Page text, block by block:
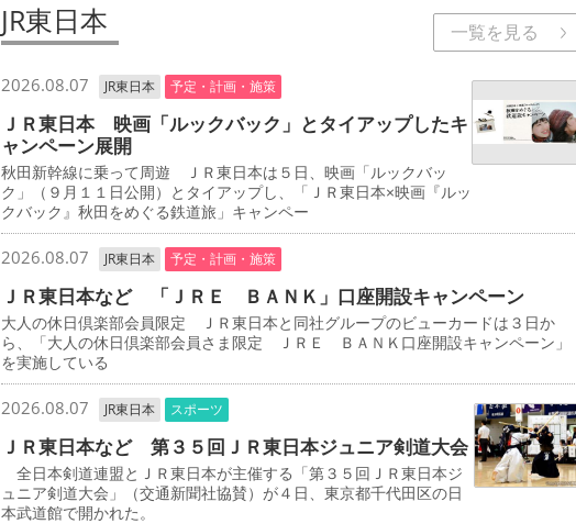
JR東日本 一覧を見る
2026.08.07 JR東日本 予定・計画・施策
ＪＲ東日本 映画「ルックバック」とタイアップしたキ
ャンペーン展開
秋田新幹線に乗って周遊 ＪＲ東日本は５日、映画「ルックバッ
ク」（９月１１日公開）とタイアップし、「ＪＲ東日本×映画『ルッ
クバック』秋田をめぐる鉄道旅」キャンペー
2026.08.07 JR東日本 予定・計画・施策
ＪＲ東日本など 「ＪＲＥ ＢＡＮＫ」口座開設キャンペーン
大人の休日倶楽部会員限定 ＪＲ東日本と同社グループのビューカードは３日か
ら、「大人の休日倶楽部会員さま限定 ＪＲＥ ＢＡＮＫ口座開設キャンペーン」
を実施している
2026.08.07 JR東日本 スポーツ
ＪＲ東日本など 第３５回ＪＲ東日本ジュニア剣道大会
全日本剣道連盟とＪＲ東日本が主催する「第３５回ＪＲ東日本ジ
ュニア剣道大会」（交通新聞社協賛）が４日、東京都千代田区の日
本武道館で開かれた。